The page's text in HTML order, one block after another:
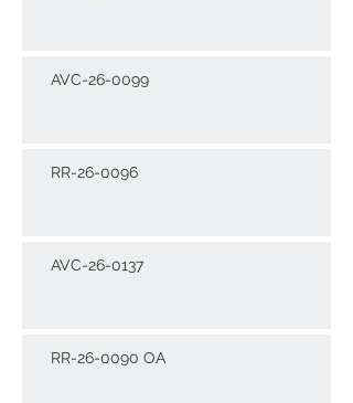
AVC-26-0099
RR-26-0096
AVC-26-0137
RR-26-0090 OA